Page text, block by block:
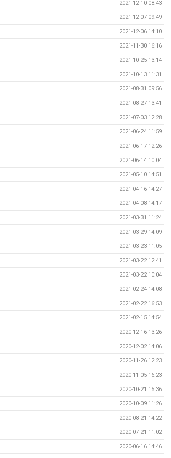
2021-12-10 08:43
2021-12-07 09:49
2021-12-06 14:10
2021-11-30 16:16
2021-10-25 13:14
2021-10-13 11:31
2021-08-31 09:56
2021-08-27 13:41
2021-07-03 12:28
2021-06-24 11:59
2021-06-17 12:26
2021-06-14 10:04
2021-05-10 14:51
2021-04-16 14:27
2021-04-08 14:17
2021-03-31 11:24
2021-03-29 14:09
2021-03-23 11:05
2021-03-22 12:41
2021-03-22 10:04
2021-02-24 14:08
2021-02-22 16:53
2021-02-15 14:54
2020-12-16 13:26
2020-12-02 14:06
2020-11-26 12:23
2020-11-05 16:23
2020-10-21 15:36
2020-10-09 11:26
2020-08-21 14:22
2020-07-21 11:02
2020-06-16 14:46